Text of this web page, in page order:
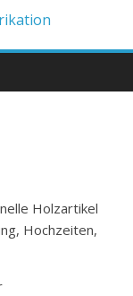
Holzartikel
Hochzeiten,